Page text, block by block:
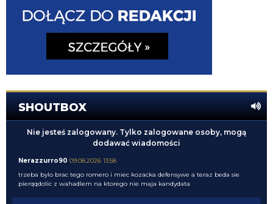
SHOUTBOX
Nie jesteś zalogowany. Tylko zalogowane osoby, mogą
dodawać wiadomości
Nerazzurro90 09.08.2026 13:58
trzeba bylo brac tego romero i miec kozacka defensywe a teraz beda sie
pierqqdolic z wahadlem na ktorego nie maja kandydata